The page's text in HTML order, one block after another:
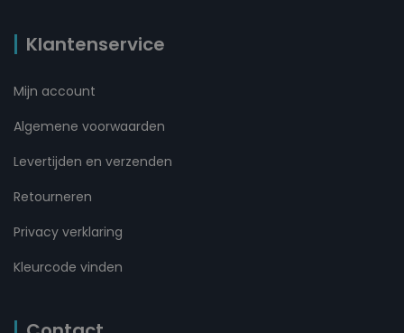
Klantenservice
Mijn account
Algemene voorwaarden
Levertijden en verzenden
Retourneren
Privacy verklaring
Kleurcode vinden